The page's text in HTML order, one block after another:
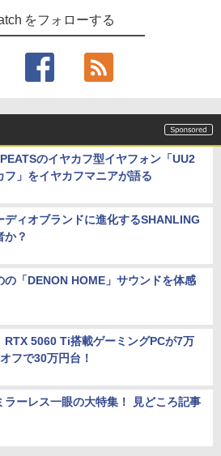
をフォローする
のイヤカフ型イヤフォン「UU2
フ」をイヤカフマニアが語る
ディオブランドに進化するSHANLING
か？
の「DENON HOME」サウンドを体感
RTX 5060 Ti搭載ゲーミングPCが7万
フで30万円台！
ラーレス一眼の大特集！ 見どころ記事